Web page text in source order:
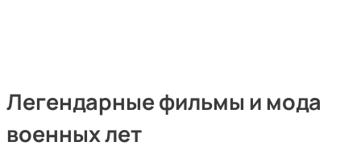
Легендарные фильмы и мода
военных лет